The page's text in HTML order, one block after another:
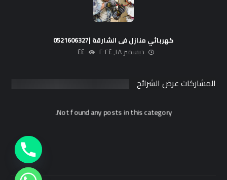
كهربائي منازل فى الشارقة |0521606327
ديسمبر ١٨, ٢٠٢٤ ٤٤
المشاركات عرض الشرائح
Not found any posts in this category.